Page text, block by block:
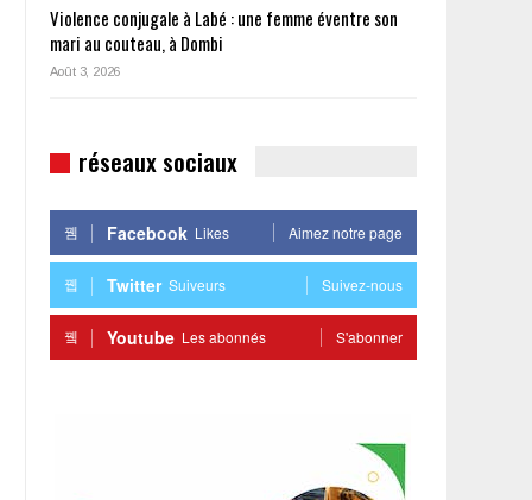
Violence conjugale à Labé : une femme éventre son
mari au couteau, à Dombi
Août 3, 2026
réseaux sociaux
Facebook Likes Aimez notre page
Twitter Suiveurs Suivez-nous
Youtube Les abonnés S'abonner